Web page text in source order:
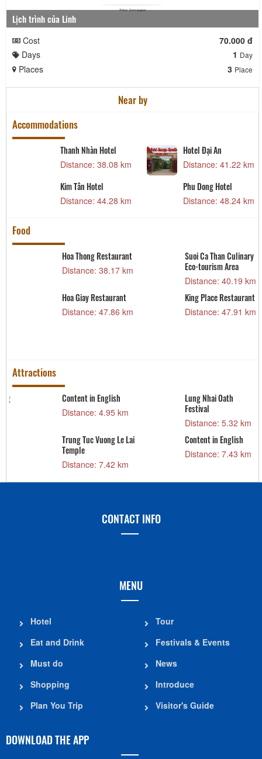
Lịch trình của Linh
Cost
70.000 đ
Days
1 Day
Places 3 Place
Near by
Accommodations
Thanh Nhàn Hotel
Distance: 38.08 km
Hotel Đại An
Distance: 41.22 km
Kim Tân Hotel
Distance: 44.28 km
Phu Dong Hotel
Distance: 48.24 km
Food
Hoa Thong Restaurant
Distance: 38.17 km
Suoi Ca Than Culinary
Eco-tourism Area
Distance: 40.19 km
Hoa Giay Restaurant
Distance: 47.86 km
King Place Restaurant
Distance: 47.91 km
Attractions
Content in English
Distance: 4.95 km
Lung Nhai Oath
Festival
Distance: 5.32 km
Trung Tuc Vuong Le Lai
Temple
Distance: 7.42 km
Content in English
Distance: 7.43 km
CONTACT INFO
MENU
Hotel
Eat and Drink
Must do
Shopping
Plan You Trip
Tour
Festivals & Events
News
Introduce
Visitor's Guide
DOWNLOAD THE APP